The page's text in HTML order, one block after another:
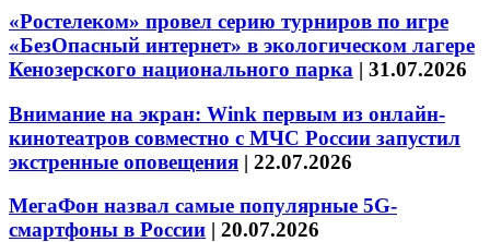
«Ростелеком» провел серию турниров по игре
«БезОпасный интернет» в экологическом лагере
Кенозерского национального парка | 31.07.2026
Внимание на экран: Wink первым из онлайн-
кинотеатров совместно с МЧС России запустил
экстренные оповещения | 22.07.2026
МегаФон назвал самые популярные 5G-
смартфоны в России | 20.07.2026